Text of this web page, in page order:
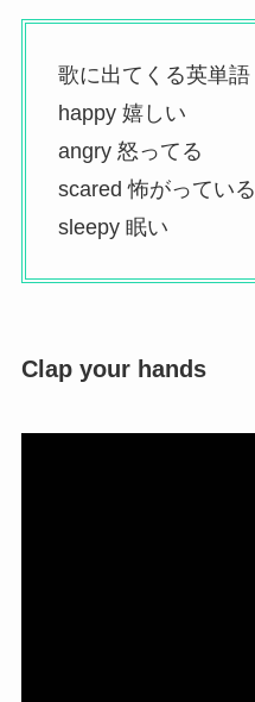
歌に出てくる英単語
happy 嬉しい
angry 怒ってる
scared 怖がっている
sleepy 眠い
Clap your hands